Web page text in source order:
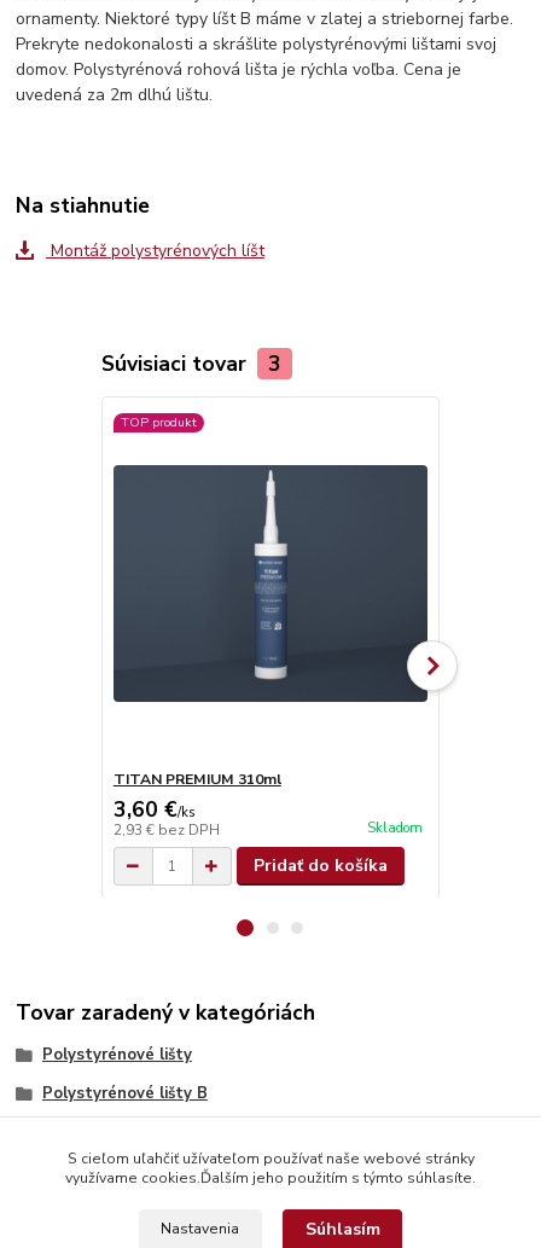
ornamenty. Niektoré typy líšt B máme v zlatej a striebornej farbe.
Prekryte nedokonalosti a skrášlite polystyrénovými lištami svoj
domov. Polystyrénová rohová lišta je rýchla voľba. Cena je
uvedená za 2m dlhú lištu.
Na stiahnutie
Montáž polystyrénových líšt
Súvisiaci tovar 3
TOP produkt
TITAN PREMIUM 310ml
3,60 €/ks
2,93 € bez DPH Skladom
Pridať do košíka
Tovar zaradený v kategóriách
Polystyrénové lišty
Polystyrénové lišty B
S cieľom uľahčiť užívateľom používať naše webové stránky
využívame cookies.Ďalším jeho použitím s týmto súhlasíte.
Nastavenia Súhlasím